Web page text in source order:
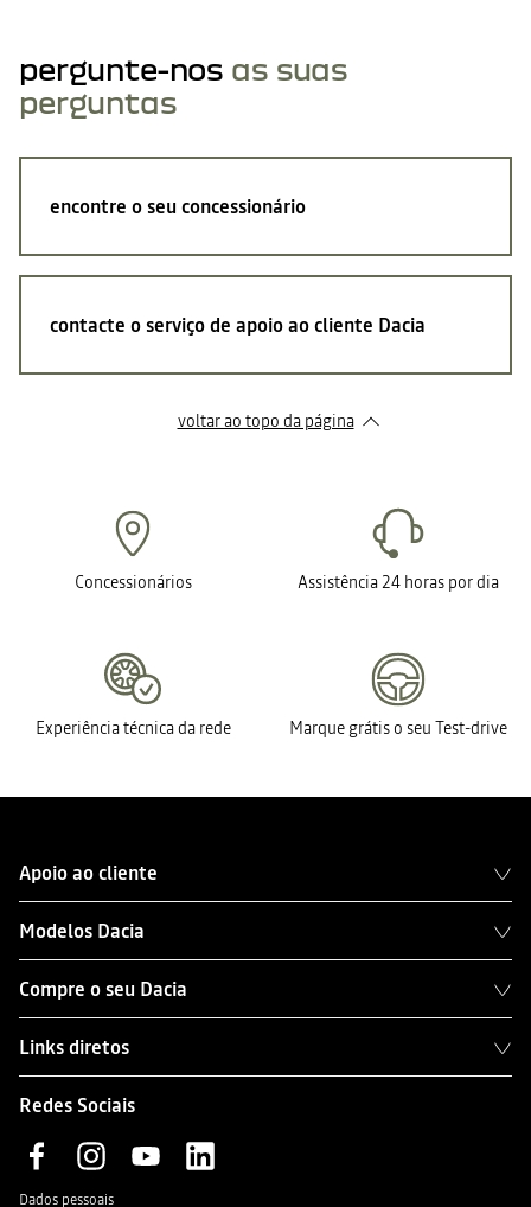
pergunte-nos as suas
perguntas
encontre o seu concessionário
contacte o serviço de apoio ao cliente Dacia
voltar ao topo da página
Concessionários Assistência 24 horas por dia
Experiência técnica da rede Marque grátis o seu Test-drive
Apoio ao cliente
Modelos Dacia
Compre o seu Dacia
Links diretos
Redes Sociais
Dados pessoais